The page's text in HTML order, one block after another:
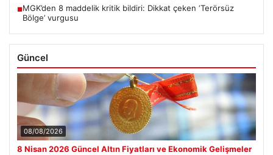
■MGK’den 8 maddelik kritik bildiri: Dikkat çeken ‘Terörsüz
Bölge’ vurgusu
Güncel
08/08/2026
8 Nisan 2026 Güncel Altın Fiyatları ve Ekonomik Gelişmeler